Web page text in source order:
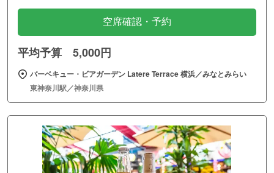
空席確認・予約
平均予算 5,000円
バーベキュー・ビアガーデン Latere Terrace 横浜／みなとみらい
東神奈川駅／神奈川県